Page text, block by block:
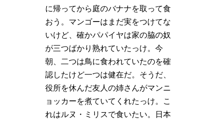
に帰ってから庭のバナナを取って食
おう。マンゴーはまだ実をつけてな
いけど、確かパパイヤは家の脇の奴
が三つばかり熟れていたっけ。今
朝、二つは鳥に食われていたのを確
認したけど一つは健在だ。そうだ、
役所を休んだ友人の姉さんがマンニ
ョッカーを煮ていてくれたっけ。こ
れはルヌ・ミリスで食いたい。日本